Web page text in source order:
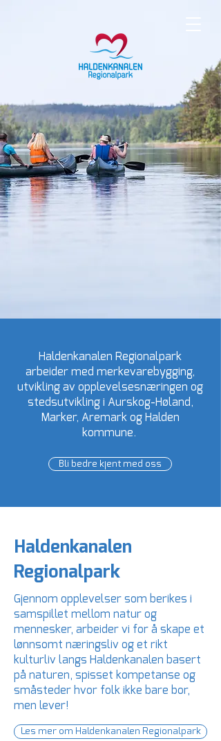
Haldenkanalen Regionalpark
arbeider med merkevarebygging,
utvikling av opplevelsesnæringen og
stedsutvikling i Aurskog-Høland,
Marker, Aremark og Halden
kommune.​​
Bli bedre kjent med oss
Haldenkanalen
Regionalpark
Gjennom opplevelser som berikes i
samspillet mellom natur og
mennesker, arbeider vi for å skape et
lønnsomt næringsliv og et rikt
kulturliv langs Haldenkanalen basert
på naturen, spisset kompetanse og
småsteder hvor folk ikke bare bor,
men lever!
Les mer om Haldenkanalen Regionalpark